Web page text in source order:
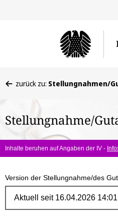
befinden
hier:
zurück zu: Stellungnahmen/
Stellungnahme/
Inhalte beruhen auf Angaben der IV -
Version der Stellungnahme/des